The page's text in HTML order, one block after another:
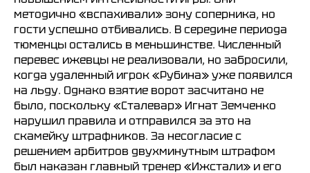
методично «вспахивали» зону соперника, но
гости успешно отбивались. В середине периода
тюменцы остались в меньшинстве. Численный
перевес ижевцы не реализовали, но забросили,
когда удаленный игрок «Рубина» уже появился
на льду. Однако взятие ворот засчитано не
было, поскольку «Сталевар» Игнат Земченко
нарушил правила и отправился за это на
скамейку штрафников. За несогласие с
решением арбитров двухминутным штрафом
был наказан главный тренер «Ижстали» и его